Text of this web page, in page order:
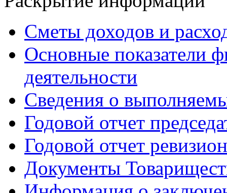
Сметы доходов и
Основные показатели
деятельности
Сведения о
Годовой отчет
Годовой отчет
Документы